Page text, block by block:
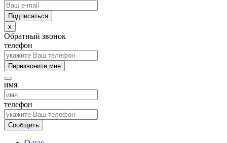
x
Обратный звонок
телефон
Перезвоните мне
имя
телефон
Сообщить